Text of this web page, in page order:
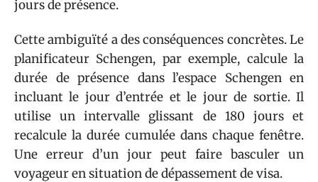
jours de présence.
Cette ambiguïté a des conséquences concrètes. Le
planificateur Schengen, par exemple, calcule la
durée de présence dans l’espace Schengen en
incluant le jour d’entrée et le jour de sortie. Il
utilise un intervalle glissant de 180 jours et
recalcule la durée cumulée dans chaque fenêtre.
Une erreur d’un jour peut faire basculer un
voyageur en situation de dépassement de visa.